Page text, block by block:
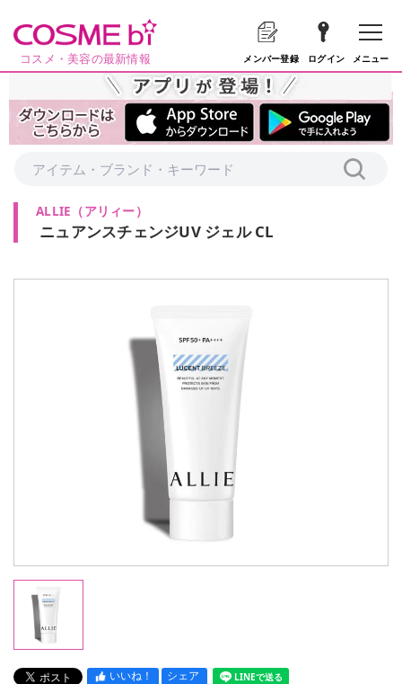
コスメ・美容の最新情報 メンバー登録 ログイン メニュー
ALLIE （アリィー）
ニュアンスチェンジUV ジェル CL
いいね！ シェア LINEで送る